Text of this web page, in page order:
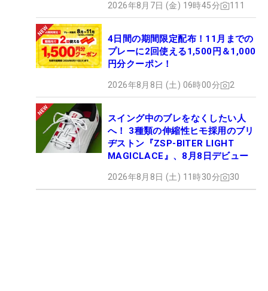
2026年8月7日 (金) 19時45分 111
4日間の期間限定配布！11月までの
プレーに2回使える1,500円＆1,000
円分クーポン！
2026年8月8日 (土) 06時00分 2
スイング中のブレをなくしたい人
へ！ 3種類の伸縮性ヒモ採用のブリ
ヂストン『ZSP-BITER LIGHT
MAGICLACE』、8月8日デビュー
2026年8月8日 (土) 11時30分 30